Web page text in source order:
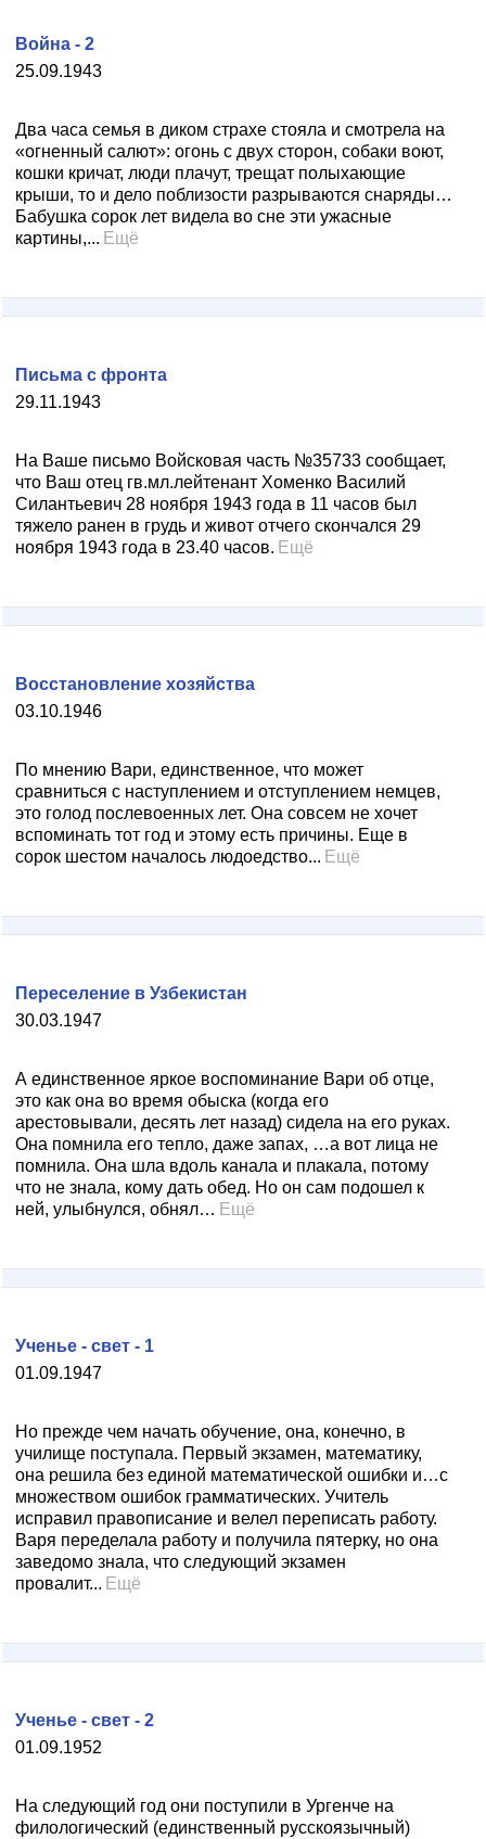
25.09.1943
Война - 2
Два часа семья в диком страхе стояла и смотрела на
«огненный салют»: огонь с двух сторон, собаки воют,
кошки кричат, люди плачут, трещат полыхающие
крыши, то и дело поблизости разрываются снаряды…
Бабушка сорок лет видела во сне эти ужасные
картины,... Ещё
29.11.1943
Письма с фронта
На Ваше письмо Войсковая часть №35733 сообщает,
что Ваш отец гв.мл.лейтенант Хоменко Василий
Силантьевич 28 ноября 1943 года в 11 часов был
тяжело ранен в грудь и живот отчего скончался 29
ноября 1943 года в 23.40 часов. Ещё
03.10.1946
Восстановление хозяйства
По мнению Вари, единственное, что может
сравниться с наступлением и отступлением немцев,
это голод послевоенных лет. Она совсем не хочет
вспоминать тот год и этому есть причины. Еще в
сорок шестом началось людоедство... Ещё
30.03.1947
Переселение в Узбекистан
А единственное яркое воспоминание Вари об отце,
это как она во время обыска (когда его
арестовывали, десять лет назад) сидела на его руках.
Она помнила его тепло, даже запах, …а вот лица не
помнила. Она шла вдоль канала и плакала, потому
что не знала, кому дать обед. Но он сам подошел к
ней, улыбнулся, обнял… Ещё
01.09.1947
Ученье - свет - 1
Но прежде чем начать обучение, она, конечно, в
училище поступала. Первый экзамен, математику,
она решила без единой математической ошибки и…с
множеством ошибок грамматических. Учитель
исправил правописание и велел переписать работу.
Варя переделала работу и получила пятерку, но она
заведомо знала, что следующий экзамен
провалит... Ещё
01.09.1952
Ученье - свет - 2
На следующий год они поступили в Ургенче на
филологический (единственный русскоязычный)